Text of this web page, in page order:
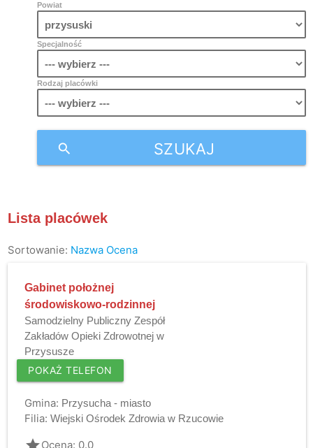
Powiat
Specjalność
Rodzaj placówki
SZUKAJ
search
Lista placówek
Sortowanie: Nazwa Ocena
Gabinet położnej
środowiskowo-rodzinnej
Samodzielny Publiczny Zespół
Zakładów Opieki Zdrowotnej w
Przysusze
POKAŻ TELEFON
Gmina: Przysucha - miasto
Filia: Wiejski Ośrodek Zdrowia w Rzucowie
Ocena: 0.0